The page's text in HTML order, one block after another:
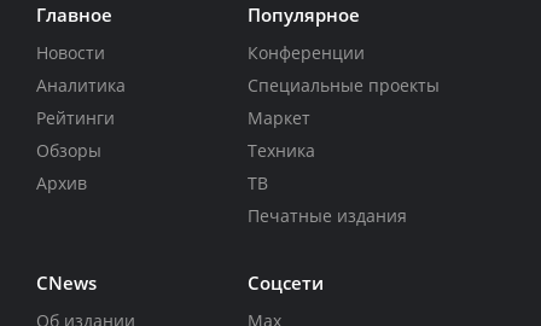
Главное
Новости
Аналитика
Рейтинги
Обзоры
Архив
Популярное
Конференции
Специальные проекты
Маркет
Техника
ТВ
Печатные издания
CNews
Об издании
Соцсети
Max